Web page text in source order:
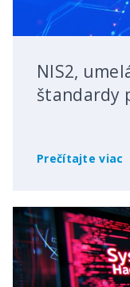
NIS2,
štandardy
Prečítajte viac